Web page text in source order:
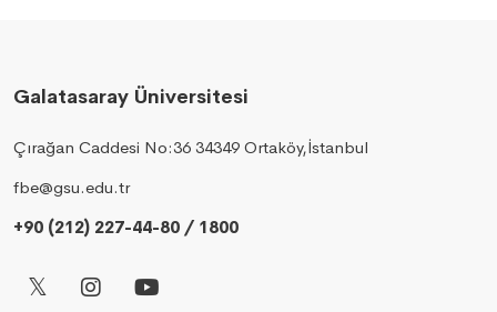
Galatasaray Üniversitesi
Çırağan Caddesi No:36 34349 Ortaköy,İstanbul
fbe@gsu.edu.tr
+90 (212) 227-44-80 / 1800